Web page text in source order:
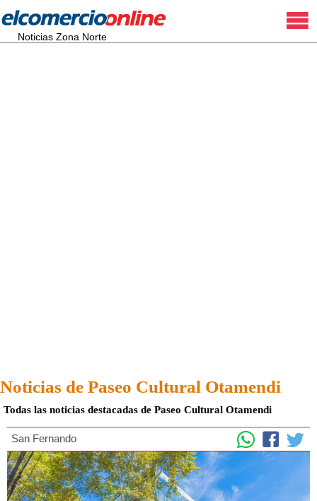
Noticias Zona Norte
Noticias de Paseo Cultural Otamendi
Todas las noticias destacadas de Paseo Cultural Otamendi
San Fernando